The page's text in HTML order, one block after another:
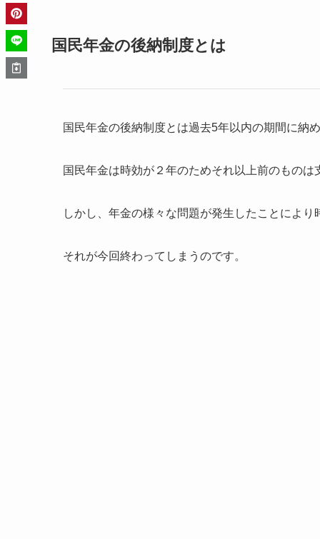
国民年金の後納制度とは
国民年金の後納制度とは過去5年以内の期間に納
国民年金は時効が２年のためそれ以上前のもの
しかし、年金の様々な問題が発生したことによ
それが今回終わってしまうのです。